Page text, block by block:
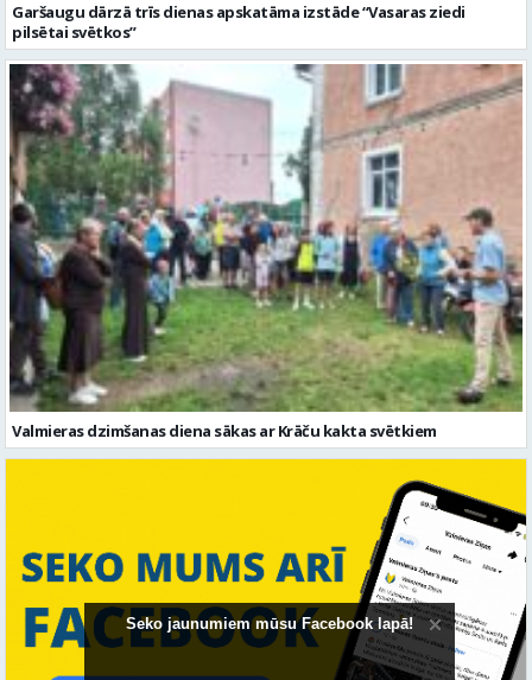
Garšaugu dārzā trīs dienas apskatāma izstāde “Vasaras ziedi
pilsētai svētkos”
Valmieras dzimšanas diena sākas ar Krāču kakta svētkiem
Seko jaunumiem mūsu Facebook lapā!